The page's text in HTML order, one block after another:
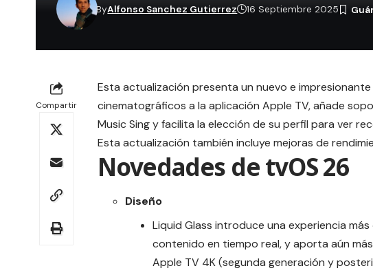
ByAlfonso Sanchez Gutierrez 16 Septiembre 2025
Compartir
Esta actualización presenta un nuevo e
cinematográficos a la aplicación Apple TV, añade
Music Sing y facilita la elección de su perfil para ver
Esta actualización también incluye mejoras de
Novedades de tvOS 26
Diseño
Liquid Glass introduce una experiencia
contenido en tiempo real, y aporta aún
Apple TV 4K (segunda generación y